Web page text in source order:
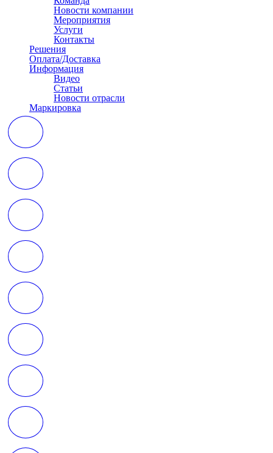
Новости компании
Мероприятия
Услуги
Контакты
Решения
Оплата/Доставка
Информация
Видео
Статьи
Новости отрасли
Маркировка